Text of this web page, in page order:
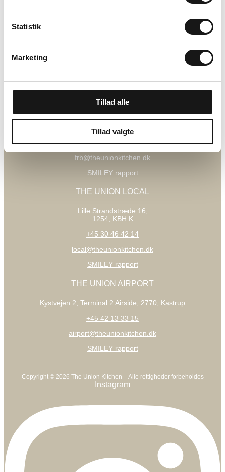
Statistik
Marketing
Tillad alle
Tillad valgte
SMILEY rapport
Vodroffsvej 39, 1900 Frederiksberg
+45 24 45 06 05
frb@theunionkitchen.dk
SMILEY rapport
THE UNION LOCAL
Lille Strandstræde 16,
1254, KBH K
+45 30 46 42 14
local@theunionkitchen.dk
SMILEY rapport
THE UNION AIRPORT
Kystvejen 2 , Terminal 2 Airside, 2770, Kastrup
+45 42 13 33 15
airport@theunionkitchen.dk
SMILEY rapport
Copyright © 2026 The Union Kitchen – Alle rettigheder forbeholdes
Instagram